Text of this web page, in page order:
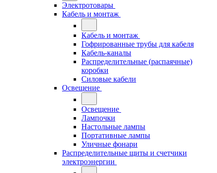
Электротовары
Кабель и монтаж
Кабель и монтаж
Гофрированные трубы для кабеля
Кабель-каналы
Распределительные (распаячные)
коробки
Силовые кабели
Освещение
Освещение
Лампочки
Настольные лампы
Портативные лампы
Уличные фонари
Распределительные щиты и счетчики
электроэнергии